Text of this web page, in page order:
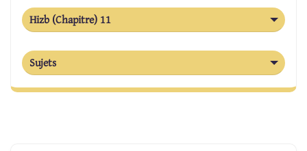
Hizb (Chapitre) 11
Sujets